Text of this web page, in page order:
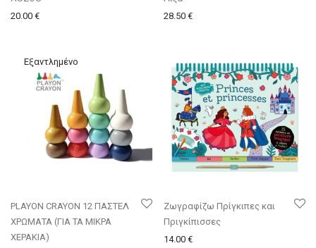
20.00 €
28.50 €
PLAYON CRAYON 12 ΠΑΣΤΕΛ
ΧΡΩΜΑΤΑ (ΓΙΑ ΤΑ ΜΙΚΡΑ
ΧΕΡΑΚΙΑ)
Ζωγραφίζω Πρίγκιπες και
Πριγκίπισσες
14.00 €